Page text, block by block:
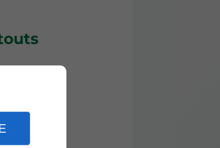
gratuits